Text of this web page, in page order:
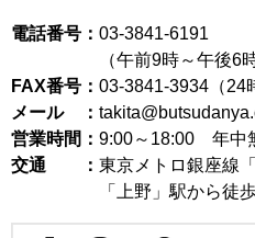
電話番号： 03-3841-6191
（午前9時～午後6時
FAX番号： 03-3841-3934（24
メール ：
営業時間： 9:00～18:00 年中
交通 ： 東京メトロ銀座線
「上野」駅から徒